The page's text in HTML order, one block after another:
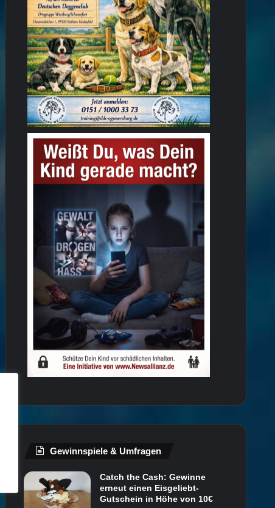
Gewinnspiele & Umfragen
Catch the Cash: Gewinne
erneut einen Eisgeliebt-
Gutschein in Höhe von 10€